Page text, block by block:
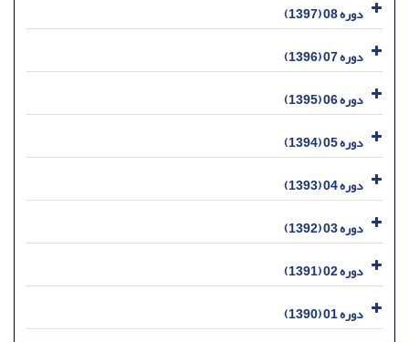
دوره 08 (1397)
دوره 07 (1396)
دوره 06 (1395)
دوره 05 (1394)
دوره 04 (1393)
دوره 03 (1392)
دوره 02 (1391)
دوره 01 (1390)